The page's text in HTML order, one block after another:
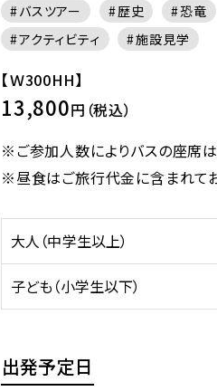
バスツアー 歴史 恐竜
アクティビティ
施設見学
【Ｗ300HH】
13,800円（税込）
※ご参加人数によりバスの座席
※昼食はご旅行代金に含まれてお
大人（中学生以上）
子ども（小学生以下）
出発予定日